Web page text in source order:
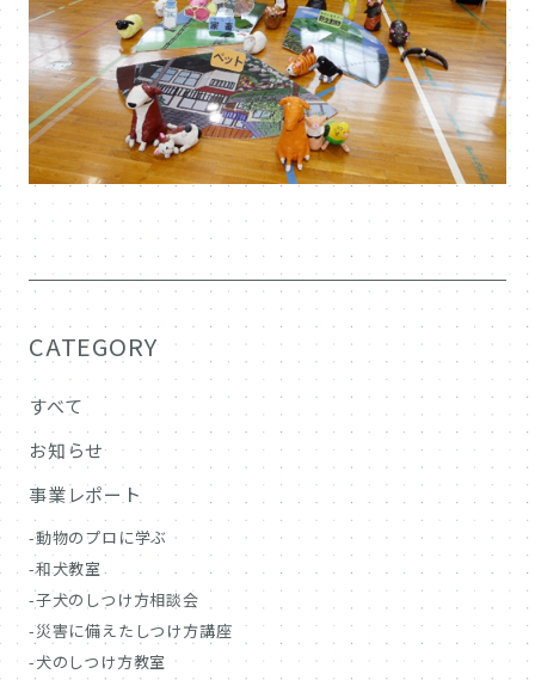
CATEGORY
すべて
お知らせ
事業レポート
動物のプロに学ぶ
和犬教室
子犬のしつけ方相談会
災害に備えたしつけ方講座
犬のしつけ方教室